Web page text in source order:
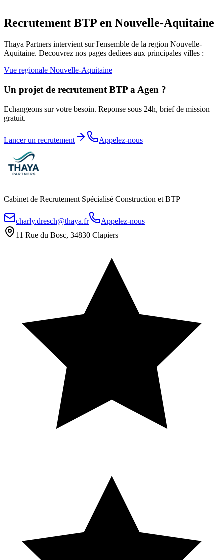
Recrutement BTP en Nouvelle-Aquitaine
Thaya Partners intervient sur l'ensemble de la region Nouvelle-
Aquitaine. Decouvrez nos pages dediees aux principales villes :
Vue regionale Nouvelle-Aquitaine
Un projet de recrutement BTP a Agen ?
Echangeons sur votre besoin. Reponse sous 24h, brief de mission
gratuit.
Lancer un recrutement Appelez-nous
Cabinet de Recrutement Spécialisé Construction et BTP
charly.dresch@thaya.fr
Appelez-nous
11 Rue du Bosc, 34830 Clapiers